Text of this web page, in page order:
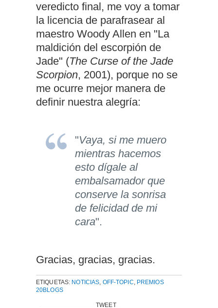
veredicto final, me voy a tomar
la licencia de parafrasear al
maestro Woody Allen en "La
maldición del escorpión de
Jade" (The Curse of the Jade
Scorpion, 2001), porque no se
me ocurre mejor manera de
definir nuestra alegría:
"Vaya, si me muero
mientras hacemos
esto dígale al
embalsamador que
conserve la sonrisa
de felicidad de mi
cara".
Gracias, gracias, gracias.
ETIQUETAS: NOTICIAS, OFF-TOPIC, PREMIOS
20BLOGS
TWEET